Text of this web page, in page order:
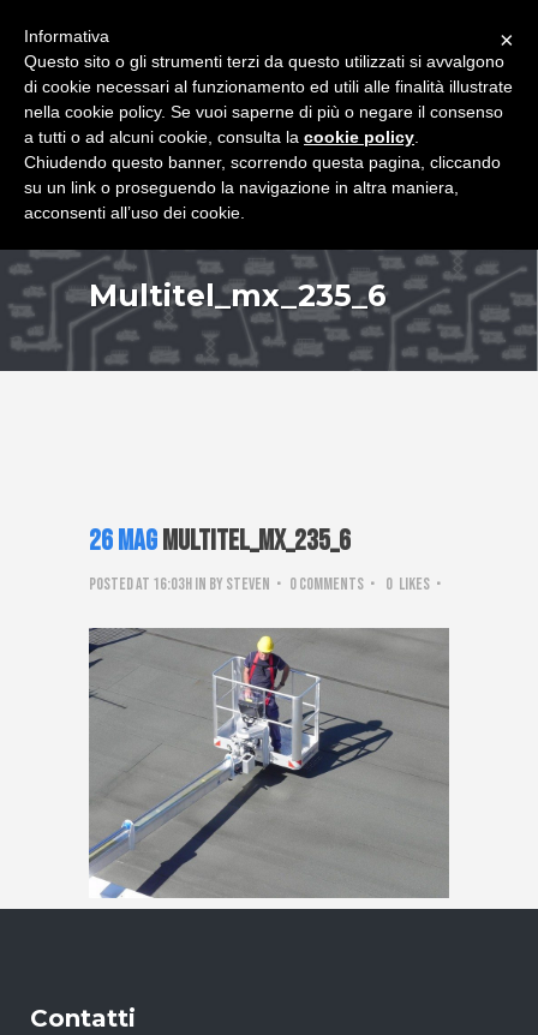
Multitel_mx_235_6
26 MagMultitel_mx_235_6
Posted at 16:03hin by steven 0 Comments 0 Likes
Contatti
×
Informativa
Questo sito o gli strumenti terzi da questo utilizzati si avvalgono
di cookie necessari al funzionamento ed utili alle finalità illustrate
nella cookie policy. Se vuoi saperne di più o negare il consenso
a tutti o ad alcuni cookie, consulta la cookie policy
Chiudendo questo banner, scorrendo questa pagina, cliccando
su un link o proseguendo la navigazione in altra maniera,
acconsenti all’uso dei cookie.